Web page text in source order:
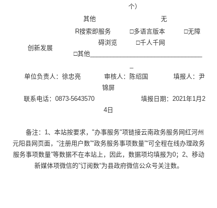
个）
其他 无
创新发展
R搜索即服务 □多语言版本 □无障
碍浏览 □千人千网
□其他_________________________________
单位负责人：徐忠亮 审核人： 陈绍国 填报人：尹
锦屏
联系电话：0873-5643570 填报日期：2021年1月2
4 日
备注： 1、本站按要求， "办事服务"项链接云南政务服务网红河州
元阳县网页面，“注册用户数”“政务服务事项数量”“可全程在线办理政务
服务事项数量”等数据不在本站上，因此，数据项均填报为0； 2、移动
新媒体项微信的”订阅数“为县政府微信公众号关注数。